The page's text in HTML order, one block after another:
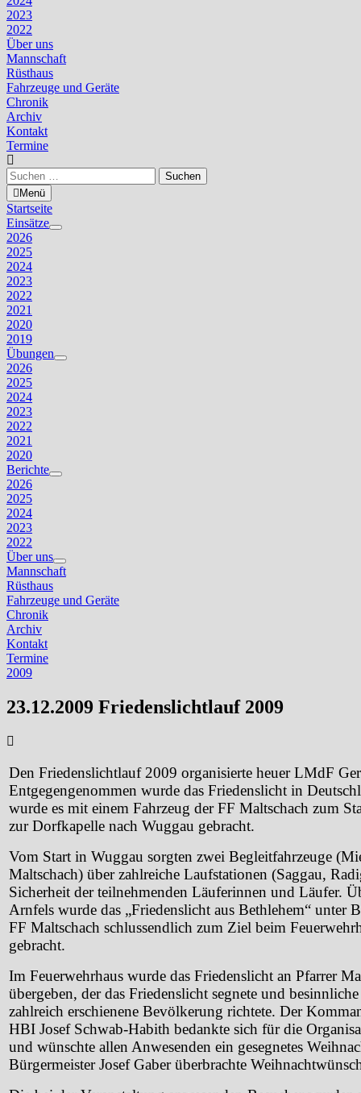
2023
2022
Über uns
Mannschaft
Rüsthaus
Fahrzeuge und Geräte
Chronik
Archiv
Kontakt
Termine
Suchen
nach:Menü
Startseite
Einsätze
Untermenü
2026
2025
2024
2023
2022
2021
2020
2019
Übungen
Untermenü
2026
2025
2024
2023
2022
2021
2020
Berichte
Untermenü
2026
2025
2024
2023
2022
Über uns
Untermenü
anzeigen
Mannschaft
Rüsthaus
Fahrzeuge und Geräte
Chronik
Archiv
Kontakt
Termine
2009
23.12.2009 Friedenslichtlauf 2009
Den Friedenslichtlauf 2009 organisierte heuer LMdF
Entgegengenommen wurde das Friedenslicht in
wurde es mit einem Fahrzeug der FF Maltschach zum
zur Dorfkapelle nach Wuggau gebracht.
Vom Start in Wuggau sorgten zwei Begleitfahrzeuge
Maltschach) über zahlreiche Laufstationen (Saggau,
Sicherheit der teilnehmenden Läuferinnen und Läufer.
Arnfels wurde das „Friedenslicht aus Bethlehem“ unter
FF Maltschach schlussendlich zum Ziel beim
gebracht.
Im Feuerwehrhaus wurde das Friedenslicht an Pfarrer
übergeben, der das Friedenslicht segnete und
zahlreich erschienene Bevölkerung richtete. Der
HBI Josef Schwab-Habith bedankte sich für die
und wünschte allen Anwesenden ein gesegnetes
Bürgermeister Josef Gaber überbrachte